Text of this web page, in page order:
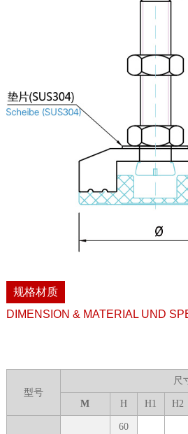
规格材质
DIMENSION & MATERIAL UND
型号
尺
M H H1 H2
60